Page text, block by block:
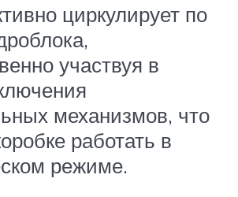
циркулирует по
участвуя в
механизмов, что
работать в
режиме.